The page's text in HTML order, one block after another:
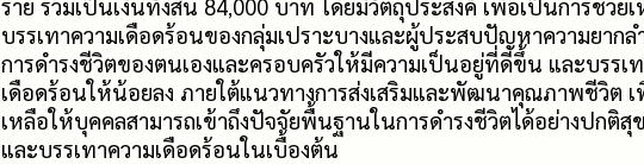
ราย รวมเป็นเงินทั้งสิ้น 84,000 บาท โดยมีวัตถุประสงค์ เพื่อเป็นการช่วย
บรรเทาความเดือดร้อนของกลุ่มเปราะบางและผู้ประสบปัญหาความยากล
การดำรงชีวิตของตนเองและครอบครัวให้มีความเป็นอยู่ที่ดีขึ้น และบรรเ
เดือดร้อนให้น้อยลง ภายใต้แนวทางการส่งเสริมและพัฒนาคุณภาพชีวิต
เหลือให้บุคคลสามารถเข้าถึงปัจจัยพื้นฐานในการดำรงชีวิตได้อย่างปกติสุ
และบรรเทาความเดือดร้อนในเบื้องต้น